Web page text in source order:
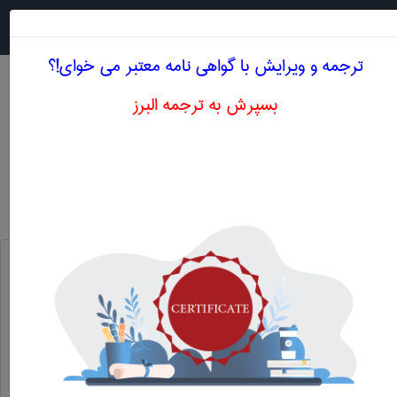
معادل انگلیسی شیب سنج پیوسته
مهندسی نفت
شیب سنج پیوسته
ترجمه و ویرایش با گواهی نامه معتبر می خوای!؟
بسپرش به ترجمه البرز